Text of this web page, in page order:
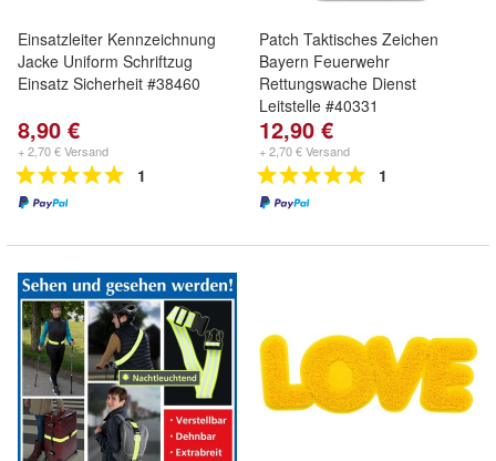
Einsatzleiter Kennzeichnung
Jacke Uniform Schriftzug
Einsatz Sicherheit #38460
8,90 €
+ 2,70 € Versand
1
Patch Taktisches Zeichen
Bayern Feuerwehr
Rettungswache Dienst
Leitstelle #40331
12,90 €
+ 2,70 € Versand
1